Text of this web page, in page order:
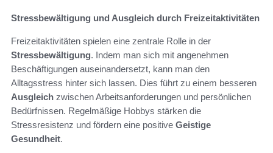
Stressbewältigung und Ausgleich durch Freizeitaktivitäten
Freizeitaktivitäten spielen eine zentrale Rolle in der
Stressbewältigung. Indem man sich mit angenehmen
Beschäftigungen auseinandersetzt, kann man den
Alltagsstress hinter sich lassen. Dies führt zu einem besseren
Ausgleich zwischen Arbeitsanforderungen und persönlichen
Bedürfnissen. Regelmäßige Hobbys stärken die
Stressresistenz und fördern eine positive Geistige
Gesundheit.